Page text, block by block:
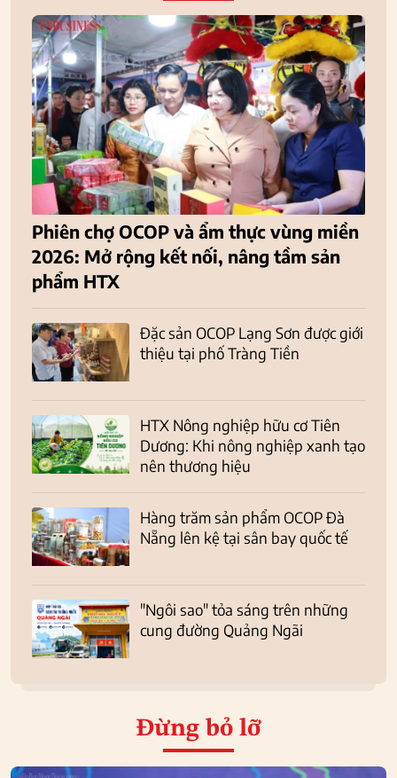
Phiên chợ OCOP và ẩm thực vùng miền
2026: Mở rộng kết nối, nâng tầm sản
phẩm HTX
Đặc sản OCOP Lạng Sơn được giới
thiệu tại phố Tràng Tiền
HTX Nông nghiệp hữu cơ Tiên
Dương: Khi nông nghiệp xanh tạo
nên thương hiệu
Hàng trăm sản phẩm OCOP Đà
Nẵng lên kệ tại sân bay quốc tế
"Ngôi sao" tỏa sáng trên những
cung đường Quảng Ngãi
Đừng bỏ lỡ